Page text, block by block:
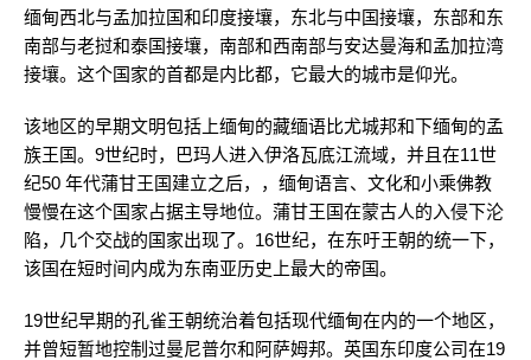
缅甸西北与孟加拉国和印度接壤，东北与中国接壤，东部和东
南部与老挝和泰国接壤，南部和西南部与安达曼海和孟加拉湾
接壤。这个国家的首都是内比都，它最大的城市是仰光。
该地区的早期文明包括上缅甸的藏缅语比尤城邦和下缅甸的孟
族王国。9世纪时，巴玛人进入伊洛瓦底江流域，并且在11世
纪50 年代蒲甘王国建立之后，，缅甸语言、文化和小乘佛教
慢慢在这个国家占据主导地位。蒲甘王国在蒙古人的入侵下沦
陷，几个交战的国家出现了。16世纪，在东吁王朝的统一下，
该国在短时间内成为东南亚历史上最大的帝国。
19世纪早期的孔雀王朝统治着包括现代缅甸在内的一个地区，
并曾短暂地控制过曼尼普尔和阿萨姆邦。英国东印度公司在19